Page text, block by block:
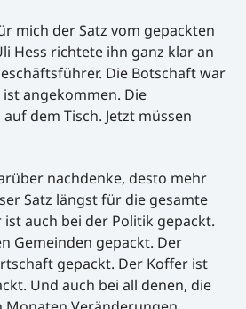
mich der Satz vom gepackten
Hess richtete ihn ganz klar an
Die Botschaft war
angekommen. Die
dem Tisch. Jetzt müssen
nachdenke, desto mehr
Satz längst für die gesamte
auch bei der Politik gepackt.
Gemeinden gepackt. Der
gepackt. Der Koffer ist
Und auch bei all denen, die